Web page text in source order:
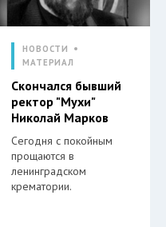
НОВОСТИ
МАТЕРИАЛ
Скончался бывший
ректор "Мухи"
Николай Марков
Сегодня с покойным
прощаются в
ленинградском
крематории.